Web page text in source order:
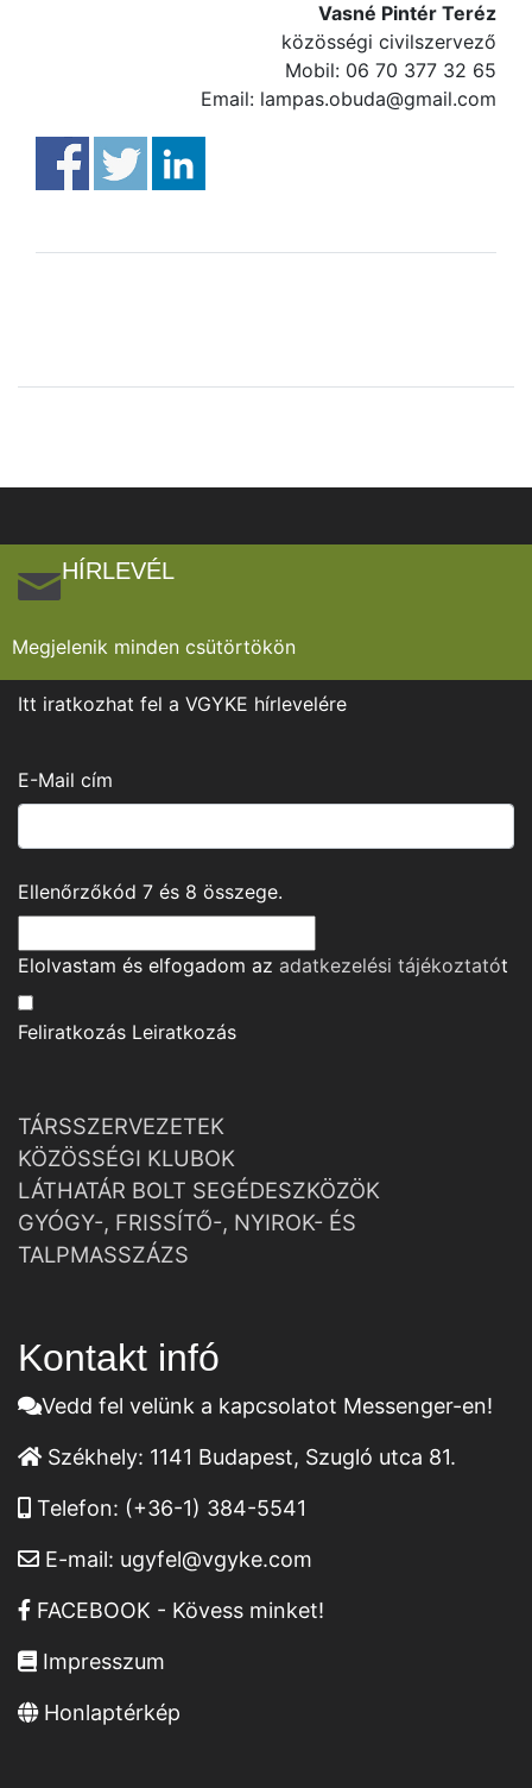
Vasné Pintér Teréz
közösségi civilszervező
Mobil: 06 70 377 32 65
Email: lampas.obuda@gmail.com
HÍRLEVÉL
Megjelenik minden csütörtökön
Itt iratkozhat fel a VGYKE hírlevelére
E-Mail cím
Ellenőrzőkód 7 és 8 összege.
Elolvastam és elfogadom az adatkezelési tájékoztatót
Feliratkozás Leiratkozás
TÁRSSZERVEZETEK
KÖZÖSSÉGI KLUBOK
LÁTHATÁR BOLT SEGÉDESZKÖZÖK
GYÓGY-, FRISSÍTŐ-, NYIROK- ÉS
TALPMASSZÁZS
Kontakt infó
Vedd fel velünk a kapcsolatot Messenger-en!
Székhely: 1141 Budapest, Szugló utca 81.
Telefon: (+36-1) 384-5541
E-mail: ugyfel@vgyke.com
FACEBOOK - Kövess minket!
Impresszum
Honlaptérkép